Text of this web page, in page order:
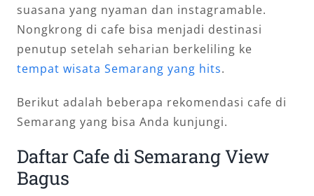
suasana yang nyaman dan instagramable.
Nongkrong di cafe bisa menjadi destinasi
penutup setelah seharian berkeliling ke
tempat wisata Semarang yang hits.
Berikut adalah beberapa rekomendasi cafe di
Semarang yang bisa Anda kunjungi.
Daftar Cafe di Semarang View
Bagus